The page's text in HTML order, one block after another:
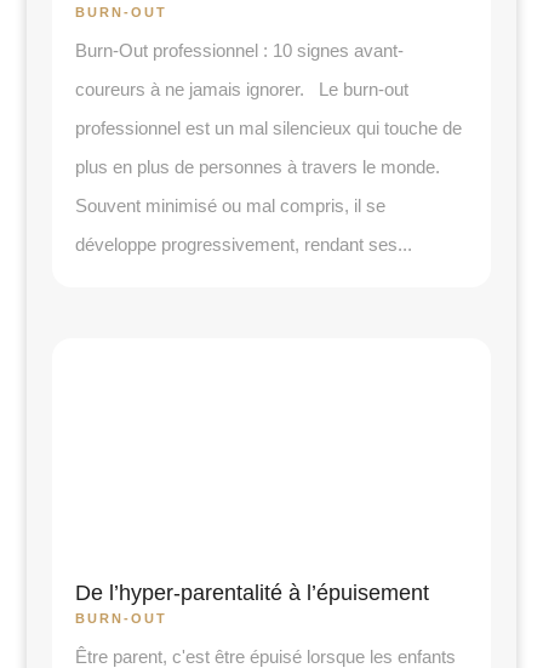
BURN-OUT
Burn-Out professionnel : 10 signes avant-
coureurs à ne jamais ignorer. Le burn-out
professionnel est un mal silencieux qui touche de
plus en plus de personnes à travers le monde.
Souvent minimisé ou mal compris, il se
développe progressivement, rendant ses...
De l’hyper-parentalité à l’épuisement
BURN-OUT
Être parent, c'est être épuisé lorsque les enfants